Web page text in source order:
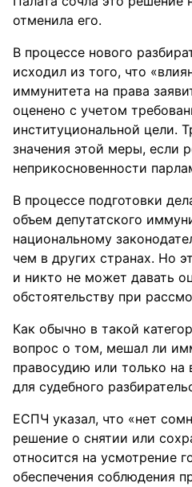
отменила его.
В процессе нового
исходил из того, что
иммунитета на права
оценено с учетом
институциональной цели.
значения этой меры, если
неприкосновенности
В процессе подготовки
объем депутатского
национальному
чем в других странах. Но
и никто не может давать
обстоятельству при
Как обычно в такой
вопрос о том, мешал ли
правосудию или только на
для судебного
ЕСПЧ указал, что «нет
решение о снятии или
относится на усмотрение
обеспечения соблюдения